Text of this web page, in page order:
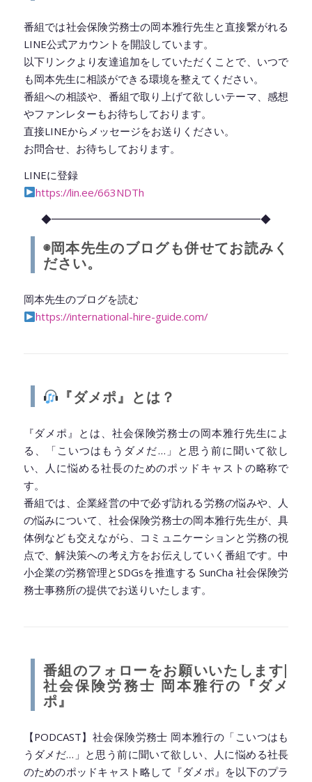
番組では社会保険労務士の岡本雅行先生と直接繋がれる
LINE公式アカウントを開設しています。
以下リンクより友達追加をしていただくことで、いつで
も岡本先生に相談ができる環境を整えてください。
番組への相談や、番組で取り上げて欲しいテーマ、感想
やファンレターもお待ちしております。
直接LINEからメッセージをお送りください。
お問合せ、お待ちしております。
LINEに登録
https://lin.ee/663NDTh
◆━━━━━━━━━━━━━━━━━━━━◆
◉岡本先生のブログも併せてお読みく
ださい。
岡本先生のブログを読む
https://international-hire-guide.com/
『ダメポ』とは？
『ダメポ』とは、社会保険労務士の岡本雅行先生によ
る、「こいつはもうダメだ…」と思う前に聞いて欲し
い、人に悩める社長のためのポッドキャストの略称で
す。
番組では、企業経営の中で必ず訪れる労務の悩みや、人
の悩みについて、社会保険労務士の岡本雅行先生が、具
体例なども交えながら、コミュニケーションと労務の視
点で、解決策への考え方をお伝えしていく番組です。中
小企業の労務管理とSDGsを推進する SunCha 社会保険労
務士事務所の提供でお送りいたします。
番組のフォローをお願いいたします|
社会保険労務士 岡本雅行の『ダメ
ポ』
【PODCAST】社会保険労務士 岡本雅行の「こいつはも
うダメだ…」と思う前に聞いて欲しい、人に悩める社長
のためのポッドキャスト略して『ダメポ』を以下のプラ